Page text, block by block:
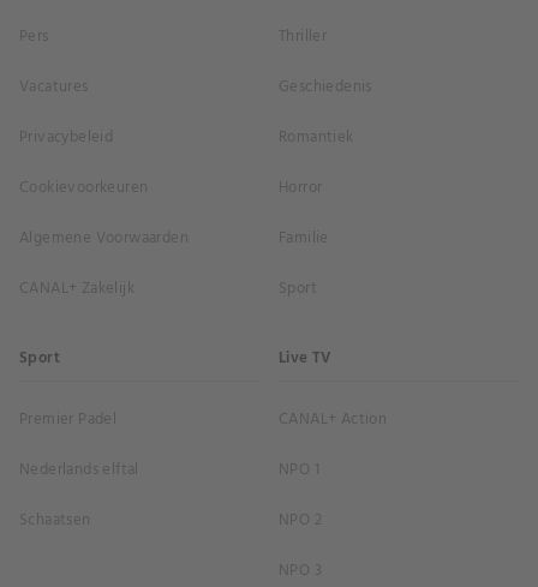
Pers
Vacatures
Privacybeleid
Cookievoorkeuren
Algemene Voorwaarden
CANAL+ Zakelijk
Thriller
Geschiedenis
Romantiek
Horror
Familie
Sport
Sport
Premier Padel
Nederlands elftal
Schaatsen
Live TV
CANAL+ Action
NPO 1
NPO 2
NPO 3